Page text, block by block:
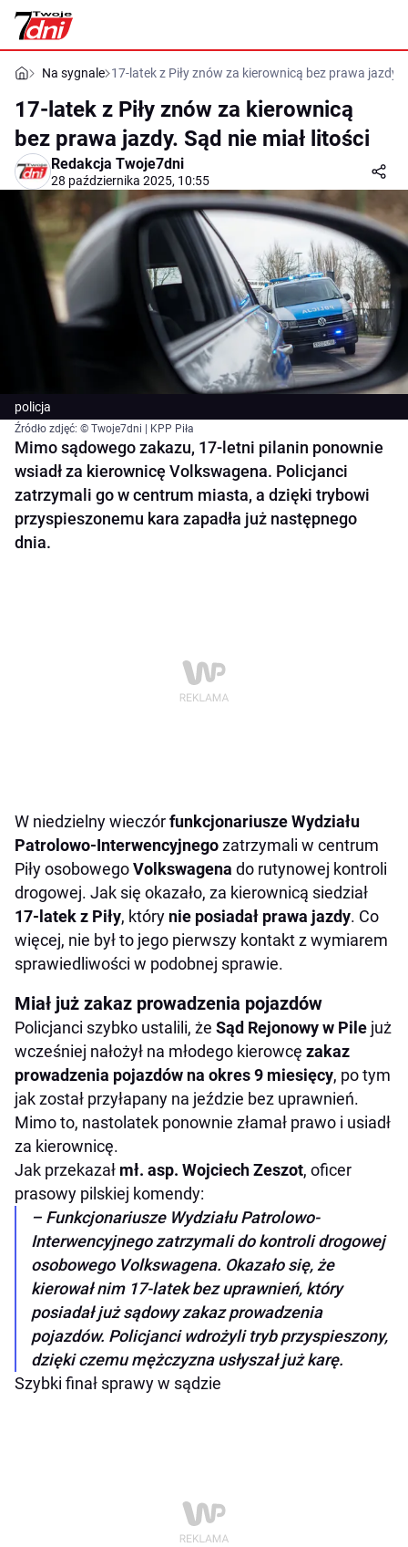
Na sygnale 17-latek z Piły znów za kierownicą bez prawa jazdy.
17-latek z Piły znów za kierownicą
bez prawa jazdy. Sąd nie miał litości
Redakcja Twoje7dni
28 października 2025, 10:55
policja
Źródło zdjęć: © Twoje7dni | KPP Piła
Mimo sądowego zakazu, 17-letni pilanin ponownie
wsiadł za kierownicę Volkswagena. Policjanci
zatrzymali go w centrum miasta, a dzięki trybowi
przyspieszonemu kara zapadła już następnego
dnia.
W niedzielny wieczórfunkcjonariusze Wydziału
Patrolowo-Interwencyjnegozatrzymali w centrum
Piły osobowegoVolkswagena do rutynowej kontroli
drogowej. Jak się okazało, za kierownicą siedział
17-latek z Piły, który nie posiadał prawa jazdy. Co
więcej, nie był to jego pierwszy kontakt z wymiarem
sprawiedliwości w podobnej sprawie.
Miał już zakaz prowadzenia pojazdów
Policjanci szybko ustalili, że Sąd Rejonowy w Pile już
wcześniej nałożył na młodego kierowcę zakaz
prowadzenia pojazdów na okres 9 miesięcy, po tym
jak został przyłapany na jeździe bez uprawnień.
Mimo to, nastolatek ponownie złamał prawo i usiadł
za kierownicę.
Jak przekazał mł. asp. Wojciech Zeszot, oficer
prasowy pilskiej komendy:
– Funkcjonariusze Wydziału Patrolowo-
Interwencyjnego zatrzymali do kontroli drogowej
osobowego Volkswagena. Okazało się, że
kierował nim 17-latek bez uprawnień, który
posiadał już sądowy zakaz prowadzenia
pojazdów. Policjanci wdrożyli tryb przyspieszony,
dzięki czemu mężczyzna usłyszał już karę.
Szybki finał sprawy w sądzie